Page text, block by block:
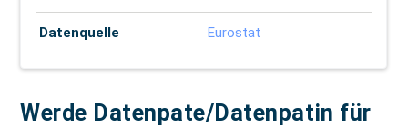
Datenquelle Eurostat
Werde Datenpate/Datenpatin für